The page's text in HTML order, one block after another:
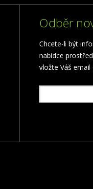
Odběr
Chcete-li být
nabídce
vložte Váš